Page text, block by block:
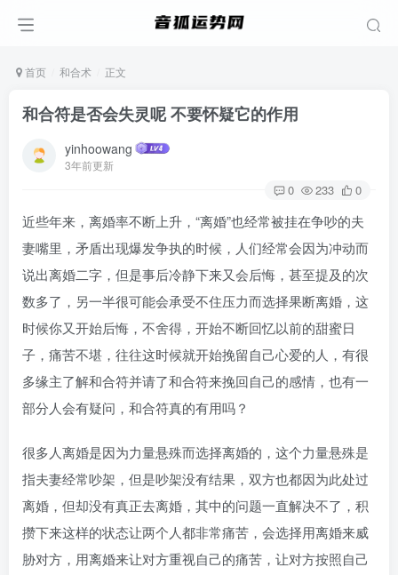
首页 和合术 正文
和合符是否会失灵呢 不要怀疑它的作用
yinhoowang
3年前更新
0 233 0
近些年来，离婚率不断上升，“离婚”也经常被挂在争吵的夫
妻嘴里，矛盾出现爆发争执的时候，人们经常会因为冲动而
说出离婚二字，但是事后冷静下来又会后悔，甚至提及的次
数多了，另一半很可能会承受不住压力而选择果断离婚，这
时候你又开始后悔，不舍得，开始不断回忆以前的甜蜜日
子，痛苦不堪，往往这时候就开始挽留自己心爱的人，有很
多缘主了解和合符并请了和合符来挽回自己的感情，也有一
部分人会有疑问，和合符真的有用吗？
很多人离婚是因为力量悬殊而选择离婚的，这个力量悬殊是
指夫妻经常吵架，但是吵架没有结果，双方也都因为此处过
离婚，但却没有真正去离婚，其中的问题一直解决不了，积
攒下来这样的状态让两个人都非常痛苦，会选择用离婚来威
胁对方，用离婚来让对方重视自己的痛苦，让对方按照自己